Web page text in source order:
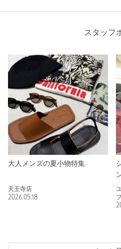
スタッフ
大人メンズの夏小物特集
天王寺店
2026.05.18